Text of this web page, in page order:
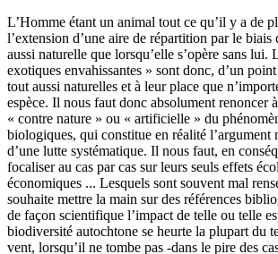
L’Homme étant un animal tout ce qu’il y a de
l’extension d’une aire de répartition par le biais
aussi naturelle que lorsqu’elle s’opère sans lui.
exotiques envahissantes » sont donc, d’un
tout aussi naturelles et à leur place que
espèce. Il nous faut donc absolument renoncer
« contre nature » ou « artificielle » du
biologiques, qui constitue en réalité l’argument
d’une lutte systématique. Il nous faut, en
focaliser au cas par cas sur leurs seuls effets
économiques ... Lesquels sont souvent mal
souhaite mettre la main sur des références
de façon scientifique l’impact de telle ou telle
biodiversité autochtone se heurte la plupart du
vent, lorsqu’il ne tombe pas -dans le pire des